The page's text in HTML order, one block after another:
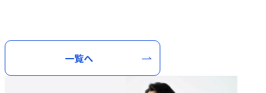
一覧へ